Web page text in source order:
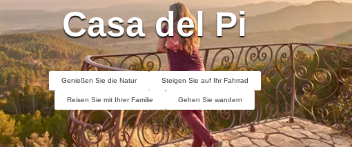
Casa del Pi
Genießen Sie die Natur Steigen Sie auf Ihr Fahrrad
Reisen Sie mit Ihrer Familie Gehen Sie wandern